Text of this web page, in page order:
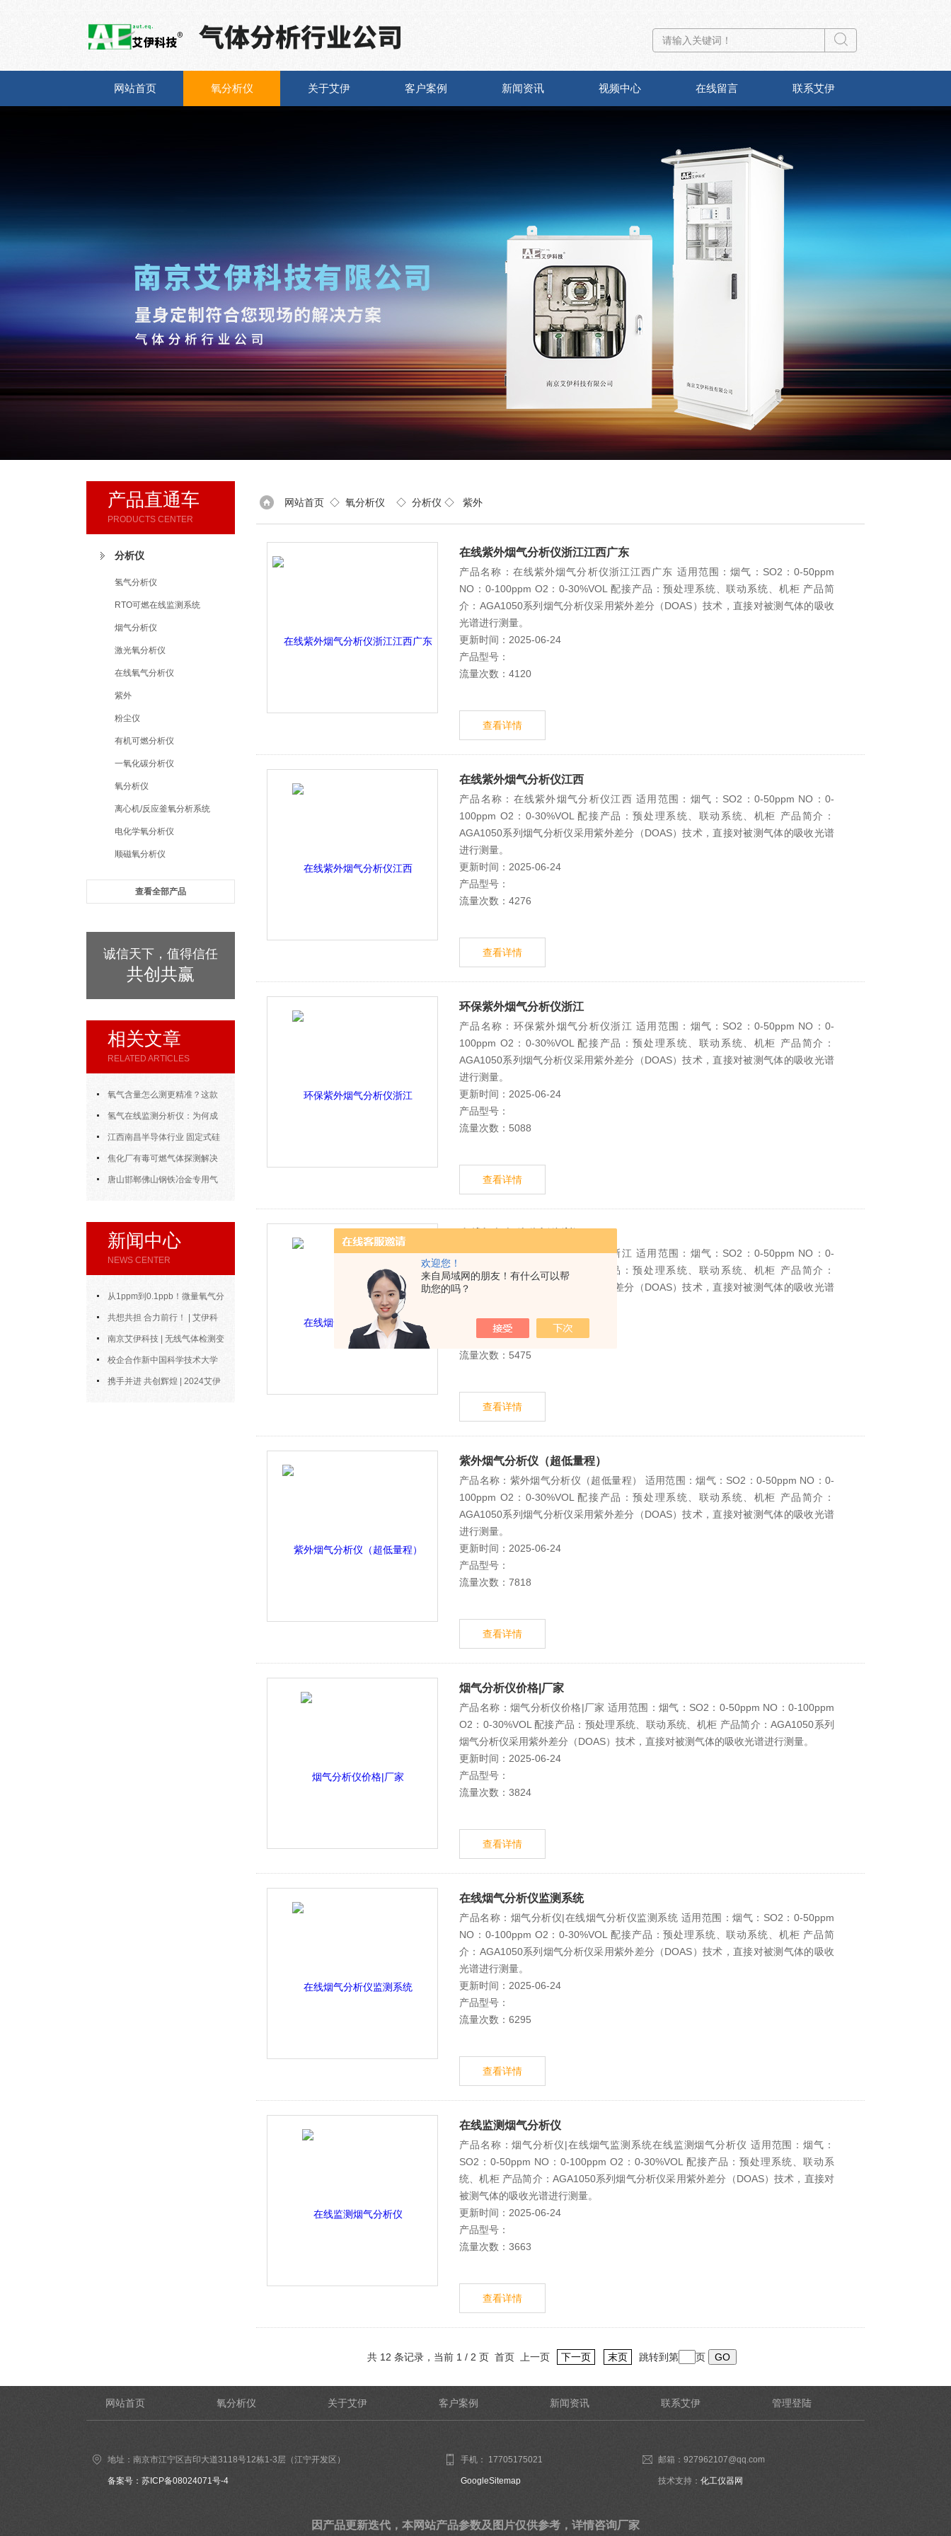
欢迎您！
来自局域网的朋友！有什么可以帮
助您的吗？
网站首页 氧分析仪 关于艾伊 客户案例 新闻资讯 视频中心 在线留言 联系艾伊
产品直通车
PRODUCTS CENTER
分析仪
氢气分析仪
RTO可燃在线监测系统
烟气分析仪
激光氧分析仪
在线氧气分析仪
紫外
粉尘仪
有机可燃分析仪
一氧化碳分析仪
氧分析仪
离心机/反应釜氧分析系统
电化学氧分析仪
顺磁氧分析仪
查看全部产品
诚信天下，值得信任
共创共赢
相关文章
RELATED ARTICLES
氧气含量怎么测更精准？这款
气体分析仪给你答案！
氢气在线监测分析仪：为何成
为电解水质氢气检测的重要利器？
江西南昌半导体行业 固定式硅
烷气体报警器监测方案
焦化厂有毒可燃气体探测解决
方案概述
唐山邯郸佛山钢铁冶金专用气
新闻中心
NEWS CENTER
从1ppm到0.1ppb！微量氧气分
析仪的测量范围与精度到底能做到
多好？
共想共担 合力前行！ | 艾伊科
技2025年中合伙人会议圆满召开
南京艾伊科技 | 无线气体检测变
送器：无线通信，智控安全新风向
校企合作新中国科学技术大学
博士陶永会出任南京艾伊公司“科
携手并进 共创辉煌 | 2024艾伊
网站首页 ◇ 氧分析仪 ◇ 分析仪 ◇ 紫外
在线紫外烟气分析仪浙江江西广东
产品名称：在线紫外烟气分析仪浙江江西广东 适用范围：烟气：SO2：0-50ppm
NO：0-100ppm O2：0-30%VOL 配接产品：预处理系统、联动系统、机柜 产品简
介：AGA1050系列烟气分析仪采用紫外差分（DOAS）技术，直接对被测气体的吸收
光谱进行测量。
更新时间：2025-06-24
产品型号：
流量次数：4120
查看详情
在线紫外烟气分析仪江西
产品名称：在线紫外烟气分析仪江西 适用范围：烟气：SO2：0-50ppm NO：0-
100ppm O2：0-30%VOL 配接产品：预处理系统、联动系统、机柜 产品简介：
AGA1050系列烟气分析仪采用紫外差分（DOAS）技术，直接对被测气体的吸收光谱
进行测量。
更新时间：2025-06-24
产品型号：
流量次数：4276
查看详情
环保紫外烟气分析仪浙江
产品名称：环保紫外烟气分析仪浙江 适用范围：烟气：SO2：0-50ppm NO：0-
100ppm O2：0-30%VOL 配接产品：预处理系统、联动系统、机柜 产品简介：
AGA1050系列烟气分析仪采用紫外差分（DOAS）技术，直接对被测气体的吸收光谱
进行测量。
更新时间：2025-06-24
产品型号：
流量次数：5088
查看详情
产品名称：在线烟气气体分析仪浙江 适用范围：烟气：SO2：0-50ppm NO：0-
100ppm O2：0-30%VOL 配接产品：预处理系统、联动系统、机柜 产品简介：
AGA1050系列烟气分析仪采用紫外差分（DOAS）技术，直接对被测气体的吸收光谱
更新时间：2025-06-24
产品型号：
流量次数：5475
查看详情
紫外烟气分析仪（超低量程）
产品名称：紫外烟气分析仪（超低量程） 适用范围：烟气：SO2：0-50ppm NO：0-
100ppm O2：0-30%VOL 配接产品：预处理系统、联动系统、机柜 产品简介：
AGA1050系列烟气分析仪采用紫外差分（DOAS）技术，直接对被测气体的吸收光谱
进行测量。
更新时间：2025-06-24
产品型号：
流量次数：7818
查看详情
烟气分析仪价格|厂家
产品名称：烟气分析仪价格|厂家 适用范围：烟气：SO2：0-50ppm NO：0-100ppm
O2：0-30%VOL 配接产品：预处理系统、联动系统、机柜 产品简介：AGA1050系列
烟气分析仪采用紫外差分（DOAS）技术，直接对被测气体的吸收光谱进行测量。
更新时间：2025-06-24
产品型号：
流量次数：3824
查看详情
在线烟气分析仪监测系统
产品名称：烟气分析仪|在线烟气分析仪监测系统 适用范围：烟气：SO2：0-50ppm
NO：0-100ppm O2：0-30%VOL 配接产品：预处理系统、联动系统、机柜 产品简
介：AGA1050系列烟气分析仪采用紫外差分（DOAS）技术，直接对被测气体的吸收
光谱进行测量。
更新时间：2025-06-24
产品型号：
流量次数：6295
查看详情
在线监测烟气分析仪
产品名称：烟气分析仪|在线烟气监测系统在线监测烟气分析仪 适用范围：烟气：
SO2：0-50ppm NO：0-100ppm O2：0-30%VOL 配接产品：预处理系统、联动系
统、机柜 产品简介：AGA1050系列烟气分析仪采用紫外差分（DOAS）技术，直接对
被测气体的吸收光谱进行测量。
更新时间：2025-06-24
产品型号：
流量次数：3663
查看详情
共 12 条记录，当前 1 / 2 页 首页 上一页 下一页 末页 跳转到第 页
网站首页 氧分析仪 关于艾伊 客户案例 新闻资讯 联系艾伊 管理登陆
地址：南京市江宁区吉印大道3118号12栋1-3层（江宁开发区）
备案号：苏ICP备08024071号-4
手机： 17705175021
GoogleSitemap
邮箱：927962107@qq.com
技术支持： 化工仪器网
因产品更新迭代，本网站产品参数及图片仅供参考，详情咨询厂家